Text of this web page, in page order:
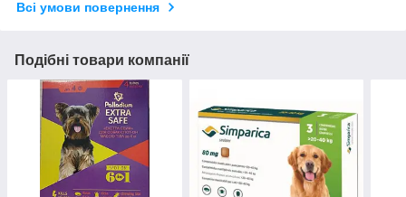
Всі умови повернення
Подібні товари компанії